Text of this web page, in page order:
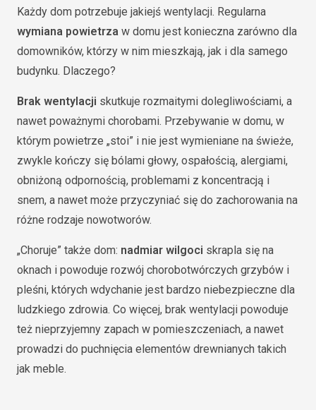
Każdy dom potrzebuje jakiejś wentylacji. Regularna
wymiana powietrza w domu jest konieczna zarówno dla
domowników, którzy w nim mieszkają, jak i dla samego
budynku. Dlaczego?
Brak wentylacji skutkuje rozmaitymi dolegliwościami, a
nawet poważnymi chorobami. Przebywanie w domu, w
którym powietrze „stoi” i nie jest wymieniane na świeże,
zwykle kończy się bólami głowy, ospałością, alergiami,
obniżoną odpornością, problemami z koncentracją i
snem, a nawet może przyczyniać się do zachorowania na
różne rodzaje nowotworów.
„Choruje” także dom: nadmiar wilgoci skrapla się na
oknach i powoduje rozwój chorobotwórczych grzybów i
pleśni, których wdychanie jest bardzo niebezpieczne dla
ludzkiego zdrowia. Co więcej, brak wentylacji powoduje
też nieprzyjemny zapach w pomieszczeniach, a nawet
prowadzi do puchnięcia elementów drewnianych takich
jak meble.